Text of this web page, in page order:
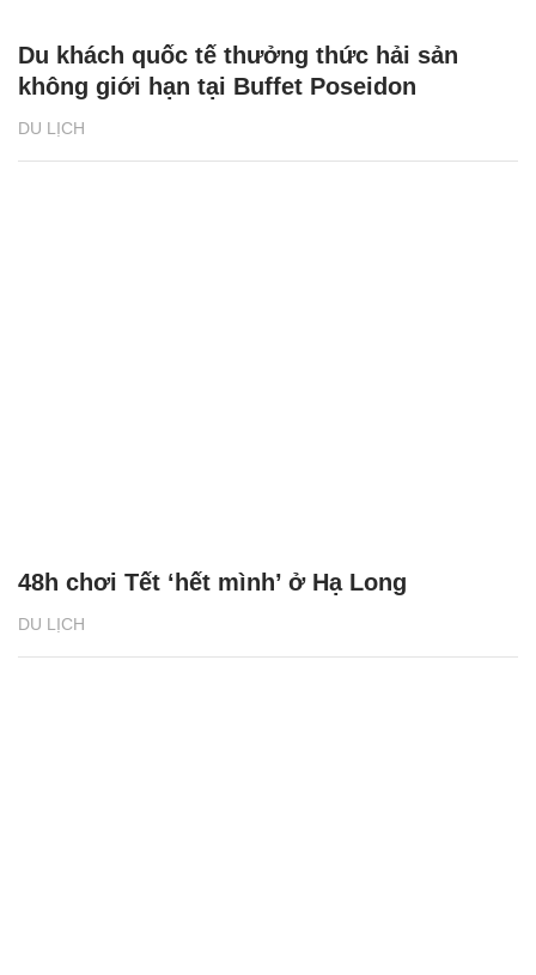
DU LỊCH
Du khách quốc tế thưởng thức hải sản
không giới hạn tại Buffet Poseidon
DU LỊCH
48h chơi Tết ‘hết mình’ ở Hạ Long